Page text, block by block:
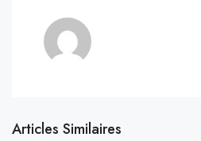
Articles Similaires